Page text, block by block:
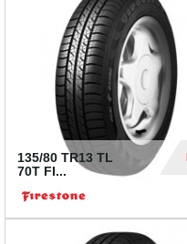
135/80 TR13 TL
70T FI...